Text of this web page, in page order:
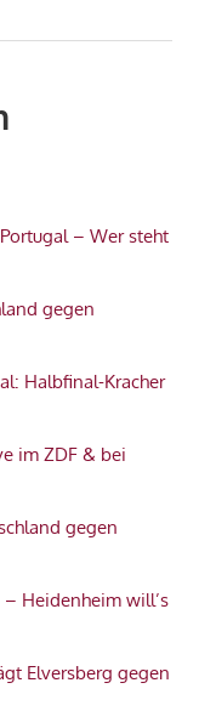
– Wer steht
gegen
Halbfinal-Kracher
im ZDF & bei
gegen
Heidenheim will’s
Elversberg gegen